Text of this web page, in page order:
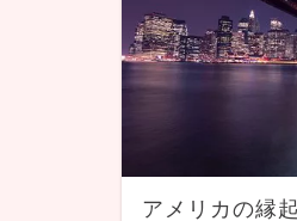
アメリカの縁